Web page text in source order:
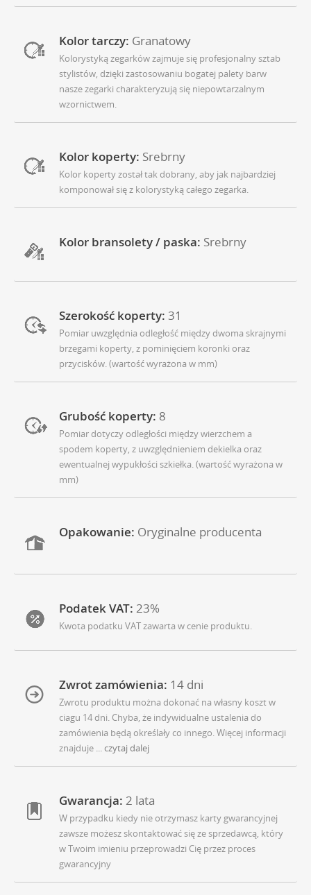
Kolor tarczy: Granatowy
Kolorystyką zegarków zajmuje się profesjonalny sztab
stylistów, dzięki zastosowaniu bogatej palety barw
nasze zegarki charakteryzują się niepowtarzalnym
wzornictwem.
Kolor koperty: Srebrny
Kolor koperty został tak dobrany, aby jak najbardziej
komponował się z kolorystyką całego zegarka.
Kolor bransolety / paska: Srebrny
Szerokość koperty: 31
Pomiar uwzględnia odległość między dwoma skrajnymi
brzegami koperty, z pominięciem koronki oraz
przycisków. (wartość wyrażona w mm)
Grubość koperty: 8
Pomiar dotyczy odległości między wierzchem a
spodem koperty, z uwzględnieniem dekielka oraz
ewentualnej wypukłości szkiełka. (wartość wyrażona w
mm)
Opakowanie: Oryginalne producenta
Podatek VAT: 23%
Kwota podatku VAT zawarta w cenie produktu.
Zwrot zamówienia: 14 dni
Zwrotu produktu można dokonać na własny koszt w
ciagu 14 dni. Chyba, że indywidualne ustalenia do
zamówienia będą określały co innego. Więcej informacji
znajduje
... czytaj dalej
Gwarancja: 2 lata
W przypadku kiedy nie otrzymasz karty gwarancyjnej
zawsze możesz skontaktować się ze sprzedawcą, który
w Twoim imieniu przeprowadzi Cię przez proces
gwarancyjny